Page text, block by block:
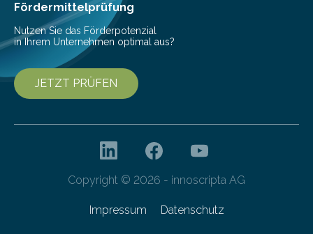
Fördermittelprüfung
Nutzen Sie das Förderpotenzial
in Ihrem Unternehmen optimal aus?
JETZT PRÜFEN
Copyright © 2026 - innoscripta AG
Impressum Datenschutz